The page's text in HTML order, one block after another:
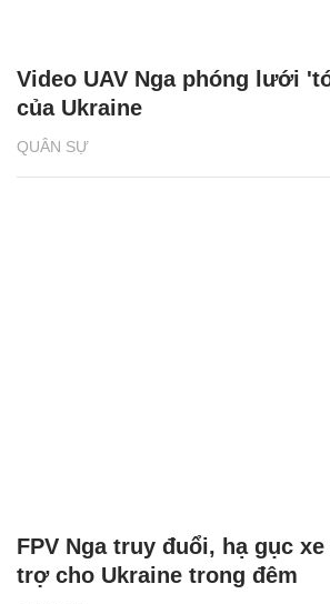
QUÂN SỰ
Video UAV Nga phóng lưới
của Ukraine
FPV Nga truy đuổi, hạ gục
trợ cho Ukraine trong đêm